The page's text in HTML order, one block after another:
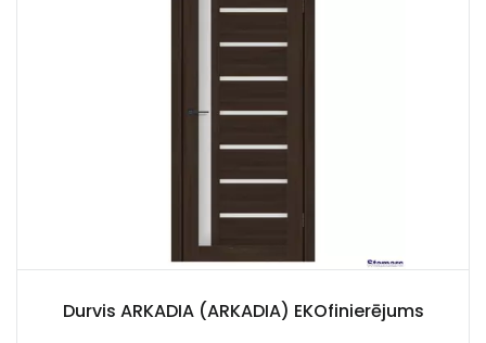
Durvis ARKADIA (ARKADIA) EKOfinierējums